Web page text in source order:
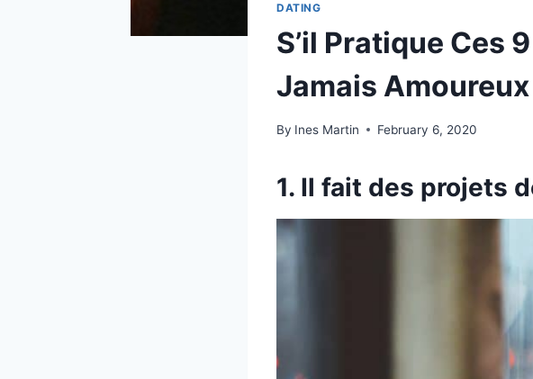
DATING
S’il Pratique Ces
Jamais
By Ines Martin February 6, 2020
1. Il fait des projets